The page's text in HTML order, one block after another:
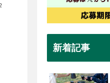
新着記事